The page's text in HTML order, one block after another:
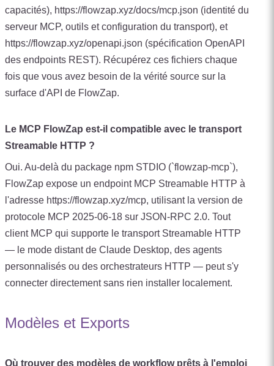
capacités), https://flowzap.xyz/docs/mcp.json (identité du
serveur MCP, outils et configuration du transport), et
https://flowzap.xyz/openapi.json (spécification OpenAPI
des endpoints REST). Récupérez ces fichiers chaque
fois que vous avez besoin de la vérité source sur la
surface d'API de FlowZap.
Le MCP FlowZap est-il compatible avec le transport
Streamable HTTP ?
Oui. Au-delà du package npm STDIO (`flowzap-mcp`),
FlowZap expose un endpoint MCP Streamable HTTP à
l'adresse https://flowzap.xyz/mcp, utilisant la version de
protocole MCP 2025-06-18 sur JSON-RPC 2.0. Tout
client MCP qui supporte le transport Streamable HTTP
— le mode distant de Claude Desktop, des agents
personnalisés ou des orchestrateurs HTTP — peut s'y
connecter directement sans rien installer localement.
Modèles et Exports
Où trouver des modèles de workflow prêts à l'emploi